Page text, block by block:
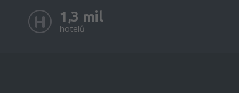
1,3 mil
hotelů